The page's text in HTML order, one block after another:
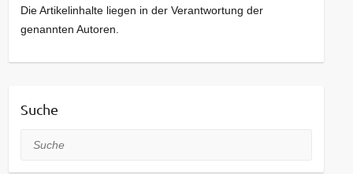
Die Artikelinhalte liegen in der Verantwortung der
genannten Autoren.
Suche
Suche